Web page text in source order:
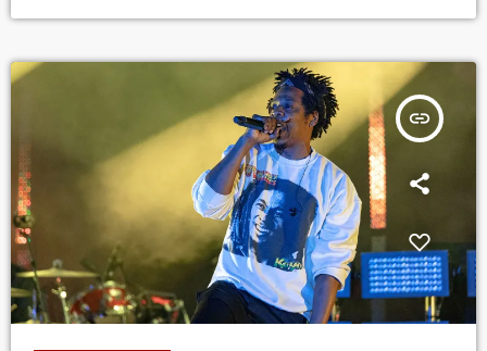
Євробачення потрапила у рейтинг VIRAL-50 найбільш
прослуховуваних композицій популярного інтернет-сервісу
insert_link